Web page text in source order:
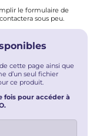
le formulaire de
sous peu.
cette page ainsi que
d’un seul fichier
ce produit.
fois pour accéder à